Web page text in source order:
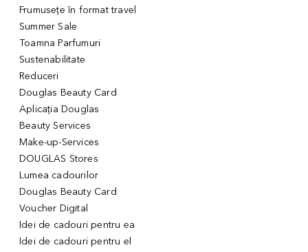
Frumusețe în format travel
Summer Sale
Toamna Parfumuri
Sustenabilitate
Reduceri
Douglas Beauty Card
Aplicația Douglas
Beauty Services
Make-up-Services
DOUGLAS Stores
Lumea cadourilor
Douglas Beauty Card
Voucher Digital
Idei de cadouri pentru ea
Idei de cadouri pentru el